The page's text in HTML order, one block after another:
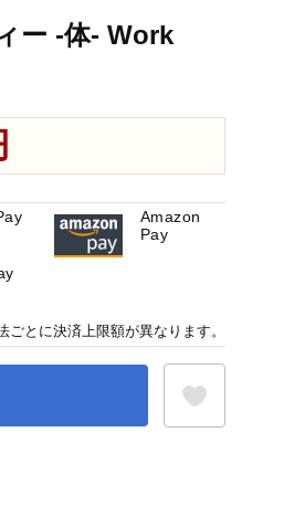
ー -体- Work
Amazon
Pay
ごとに決済上限額が異なります。